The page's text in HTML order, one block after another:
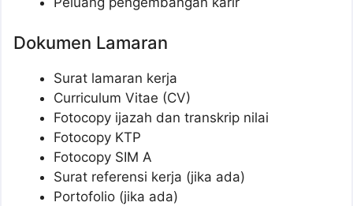
Dokumen Lamaran
Surat lamaran kerja
Curriculum Vitae (CV)
Fotocopy ijazah dan transkrip nilai
Fotocopy KTP
Fotocopy SIM A
Surat referensi kerja (jika ada)
Portofolio (jika ada)